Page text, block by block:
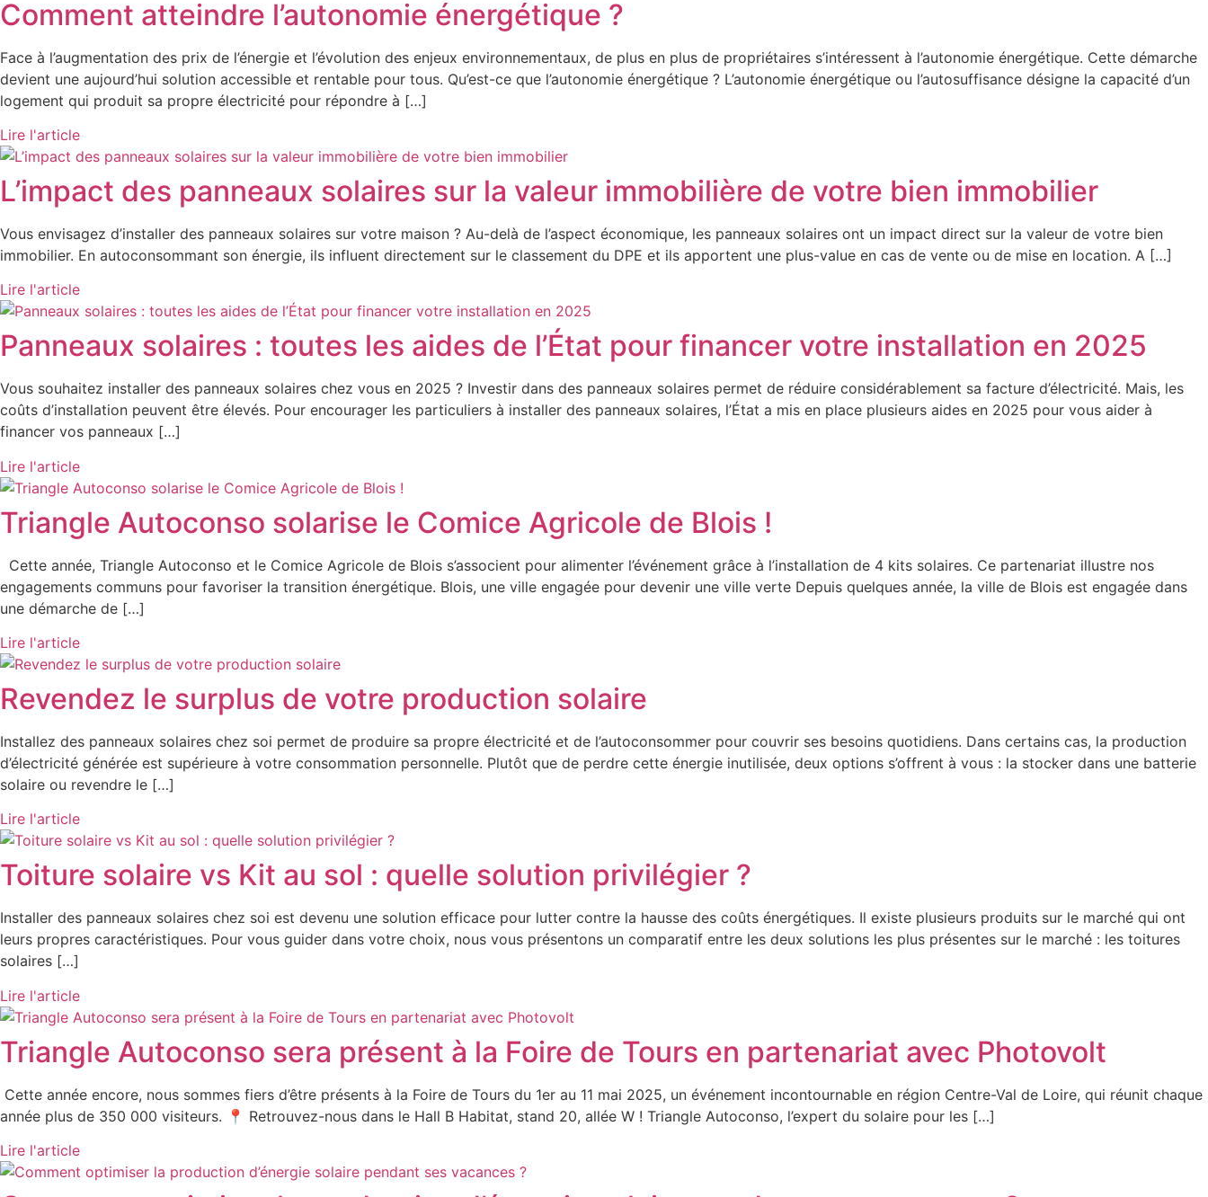
Comment atteindre l’autonomie énergétique ?
Face à l’augmentation des prix de l’énergie et l’évolution des enjeux environnementaux, de plus en plus de propriétaires s’intéressent à l’autonomie énergétique. Cette démarche
devient une aujourd’hui solution accessible et rentable pour tous. Qu’est-ce que l’autonomie énergétique ? L’autonomie énergétique ou l’autosuffisance désigne la capacité d’un
logement qui produit sa propre électricité pour répondre à […]
Lire l'article
L’impact des panneaux solaires sur la valeur immobilière de votre bien immobilier
Vous envisagez d’installer des panneaux solaires sur votre maison ? Au-delà de l’aspect économique, les panneaux solaires ont un impact direct sur la valeur de votre bien
immobilier. En autoconsommant son énergie, ils influent directement sur le classement du DPE et ils apportent une plus-value en cas de vente ou de mise en location. A […]
Lire l'article
Panneaux solaires : toutes les aides de l’État pour financer votre installation en 2025
Vous souhaitez installer des panneaux solaires chez vous en 2025 ? Investir dans des panneaux solaires permet de réduire considérablement sa facture d’électricité. Mais, les
coûts d’installation peuvent être élevés. Pour encourager les particuliers à installer des panneaux solaires, l’État a mis en place plusieurs aides en 2025 pour vous aider à
financer vos panneaux […]
Lire l'article
Triangle Autoconso solarise le Comice Agricole de Blois !
Cette année, Triangle Autoconso et le Comice Agricole de Blois s’associent pour alimenter l’événement grâce à l’installation de 4 kits solaires. Ce partenariat illustre nos
engagements communs pour favoriser la transition énergétique. Blois, une ville engagée pour devenir une ville verte Depuis quelques année, la ville de Blois est engagée dans
une démarche de […]
Lire l'article
Revendez le surplus de votre production solaire
Installez des panneaux solaires chez soi permet de produire sa propre électricité et de l’autoconsommer pour couvrir ses besoins quotidiens. Dans certains cas, la production
d’électricité générée est supérieure à votre consommation personnelle. Plutôt que de perdre cette énergie inutilisée, deux options s’offrent à vous : la stocker dans une batterie
solaire ou revendre le […]
Lire l'article
Toiture solaire vs Kit au sol : quelle solution privilégier ?
Installer des panneaux solaires chez soi est devenu une solution efficace pour lutter contre la hausse des coûts énergétiques. Il existe plusieurs produits sur le marché qui ont
leurs propres caractéristiques. Pour vous guider dans votre choix, nous vous présentons un comparatif entre les deux solutions les plus présentes sur le marché : les toitures
solaires […]
Lire l'article
Triangle Autoconso sera présent à la Foire de Tours en partenariat avec Photovolt
Cette année encore, nous sommes fiers d’être présents à la Foire de Tours du 1er au 11 mai 2025, un événement incontournable en région Centre-Val de Loire, qui réunit chaque
année plus de 350 000 visiteurs. 📍 Retrouvez-nous dans le Hall B Habitat, stand 20, allée W ! Triangle Autoconso, l’expert du solaire pour les […]
Lire l'article